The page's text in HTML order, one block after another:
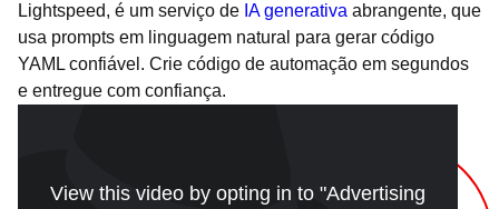
Lightspeed, é um serviço de IA generativa abrangente, que
usa prompts em linguagem natural para gerar código
YAML confiável. Crie código de automação em segundos
e entregue com confiança.
View this video by opting in to "Advertising